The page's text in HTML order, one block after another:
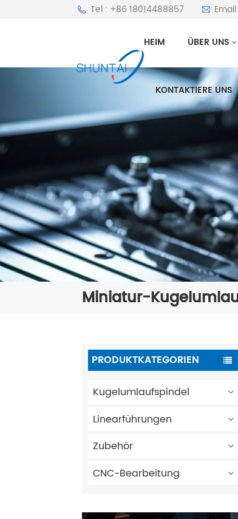
Tel : +86 18014488857
HEIM ÜBER UNS
KONTAKTIERE UNS
Miniatur-
PRODUKTKATEGORIEN
Kugelumlaufspindel
Linearführungen
Zubehör
CNC-Bearbeitung